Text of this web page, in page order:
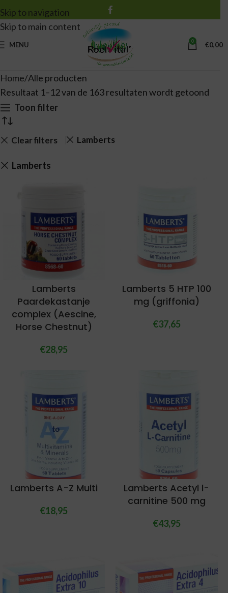
Skip to navigation
Skip to main content
MENU 0 €0,00
Home Alle producten
Resultaat 1–12 van de 163 resultaten wordt getoond
Toon filter
Clear filters Lamberts
Lamberts
Lamberts
Paardekastanje
complex (Aescine,
Horse Chestnut)
€28,95
Lamberts 5 HTP 100
mg (griffonia)
€37,65
Lamberts A-Z Multi
€18,95
Lamberts Acetyl l-
carnitine 500 mg
€43,95